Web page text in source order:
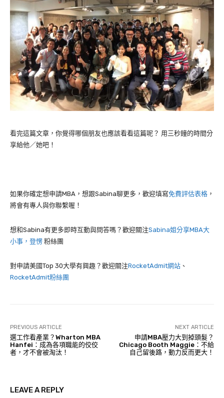
看完這篇文章，你覺得哪個朋友也應該看看這篇呢？ 用三秒鐘的時間分
享給他／她吧！
如果你確定想申請MBA，想跟Sabina聊更多，歡迎填寫免費評估表格 ，
將會有專人與你聯繫喔！
想和Sabina有更多即時互動與問答嗎？歡迎關注Sabina姐分享MBA大
小事，登愣 粉絲團
對申請美國Top 30大學有興趣？歡迎關注RocketAdmit網站 、
RocketAdmit粉絲團
PREVIOUS ARTICLE
選工作看產業？Wharton MBA
Hanfei：成為各項職能的佼佼
者，才不會被淘汰！
NEXT ARTICLE
申請MBA壓力大到掉頭髮？
Chicago Booth Maggie：不給
自己留後路，動力反而更大！
LEAVE A REPLY